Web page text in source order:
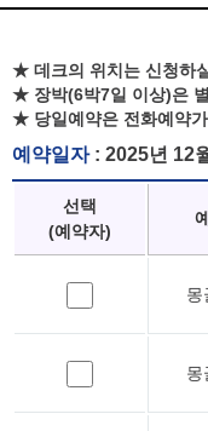
★ 데크의 위치는 신청하
★ 장박(6박7일 이상)은
★ 당일예약은 전화예약
예약일자: 2025년 12
선택
(예약자)
몽
몽